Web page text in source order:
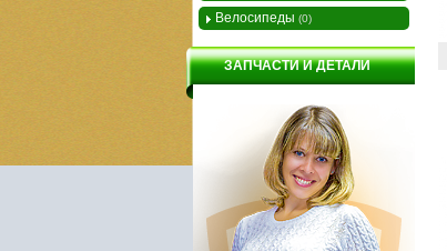
Велосипеды (0)
ЗАПЧАСТИ И ДЕТАЛИ